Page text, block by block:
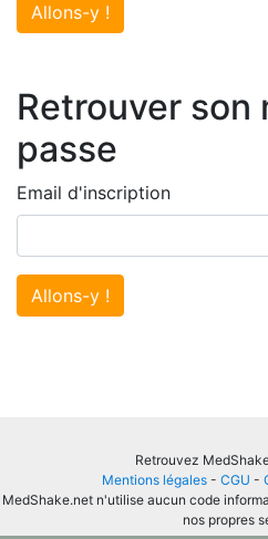
Allons-y !
Retrouver son
passe
Email d'inscription
Allons-y !
Retrouvez
Mentions légales - CGU -
MedShake.net n'utilise aucun code
nos propres